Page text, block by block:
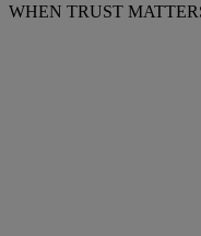
WHEN TRUST